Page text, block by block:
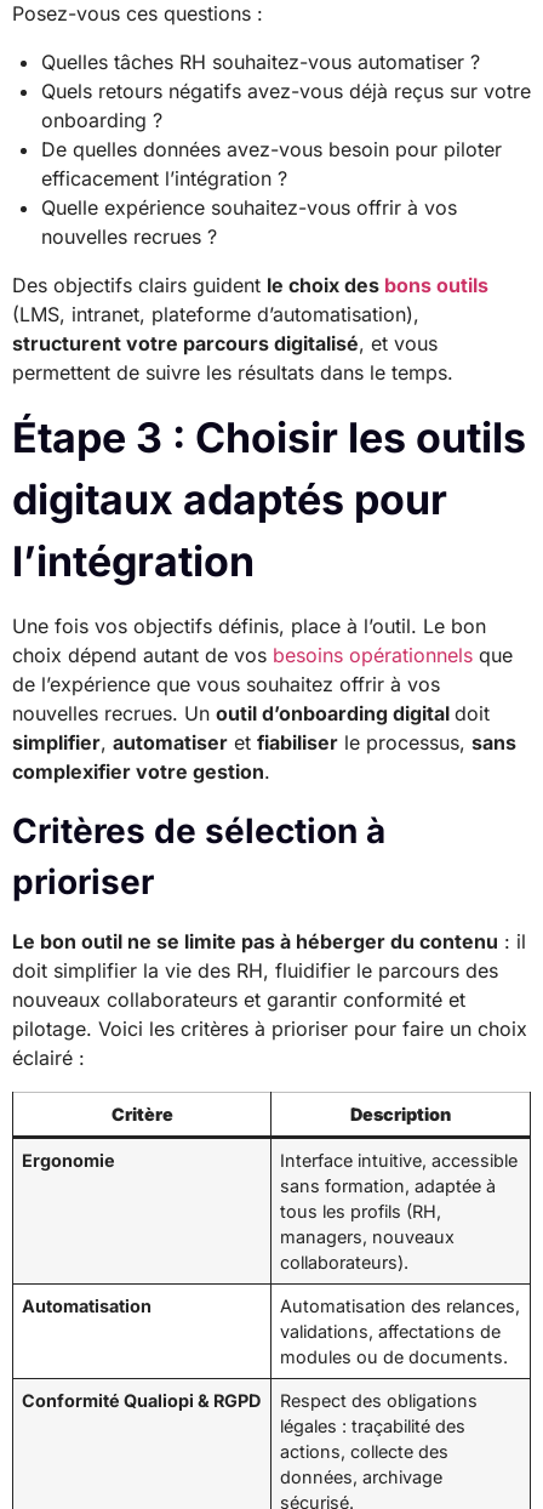
Posez-vous ces questions :
Quelles tâches RH souhaitez-vous automatiser ?
Quels retours négatifs avez-vous déjà reçus sur votre
onboarding ?
De quelles données avez-vous besoin pour piloter
efficacement l’intégration ?
Quelle expérience souhaitez-vous offrir à vos
nouvelles recrues ?
Des objectifs clairs guident le choix des bons outils
(LMS, intranet, plateforme d’automatisation),
structurent votre parcours digitalisé, et vous
permettent de suivre les résultats dans le temps.
Étape 3 : Choisir les outils
digitaux adaptés pour
l’intégration
Une fois vos objectifs définis, place à l’outil. Le bon
choix dépend autant de vos besoins opérationnels que
de l’expérience que vous souhaitez offrir à vos
nouvelles recrues. Un outil d’onboarding digital doit
simplifier, automatiser et fiabiliser le processus, sans
complexifier votre gestion.
Critères de sélection à
prioriser
Le bon outil ne se limite pas à héberger du contenu : il
doit simplifier la vie des RH, fluidifier le parcours des
nouveaux collaborateurs et garantir conformité et
pilotage. Voici les critères à prioriser pour faire un choix
éclairé :
Critère Description
Ergonomie
Interface intuitive, accessible
sans formation, adaptée à
tous les profils (RH,
managers, nouveaux
collaborateurs).
Automatisation
Automatisation des relances,
validations, affectations de
modules ou de documents.
Conformité Qualiopi & RGPD
Respect des obligations
légales : traçabilité des
actions, collecte des
données, archivage
sécurisé.